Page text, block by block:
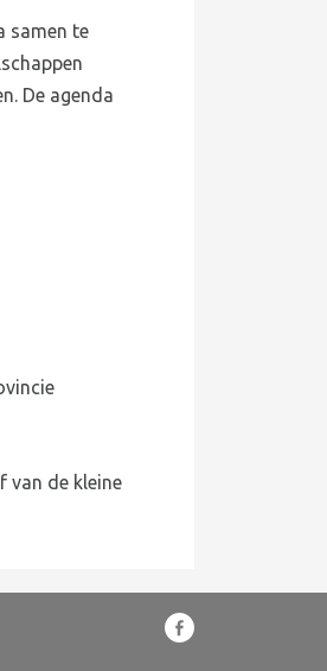
samen te
De agenda
van de kleine